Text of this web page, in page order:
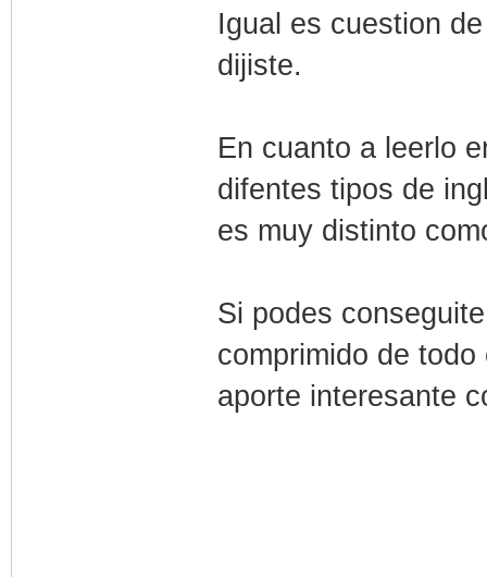
Igual es cuestion
dijiste.
En cuanto a leerlo
difentes tipos de
es muy distinto
Si podes
comprimido de
aporte interesante